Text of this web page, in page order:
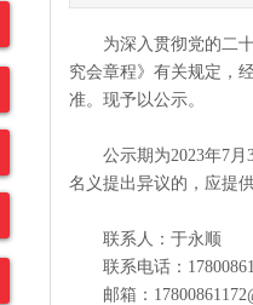
为深入贯彻党的二十
究会章程》有关规定，
准。现予以公示。
公示期为2023年7月
名义提出异议的，应提
联系人：于永顺
联系电话：
邮箱：